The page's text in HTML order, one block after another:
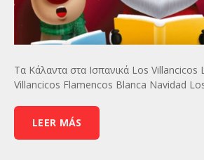
Τα Κάλαντα στα Ισπανικά Los Villancicos
Villancicos Flamencos Blanca Navidad
LEER MÁS